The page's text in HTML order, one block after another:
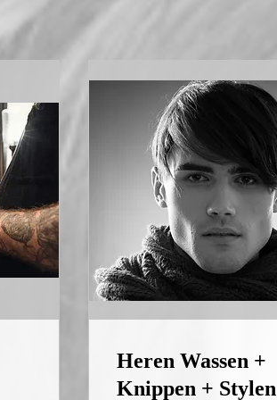
Heren Wassen +
Knippen + Stylen